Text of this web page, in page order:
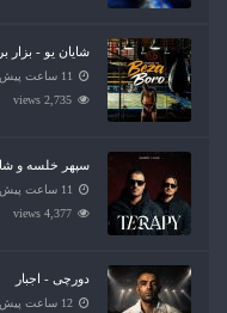
شایان یو - بزار
11 ساعت پیش
2,735 views
سپهر خلسه و
11 ساعت پیش
4,377 views
دورچی - اجبار
12 ساعت پیش